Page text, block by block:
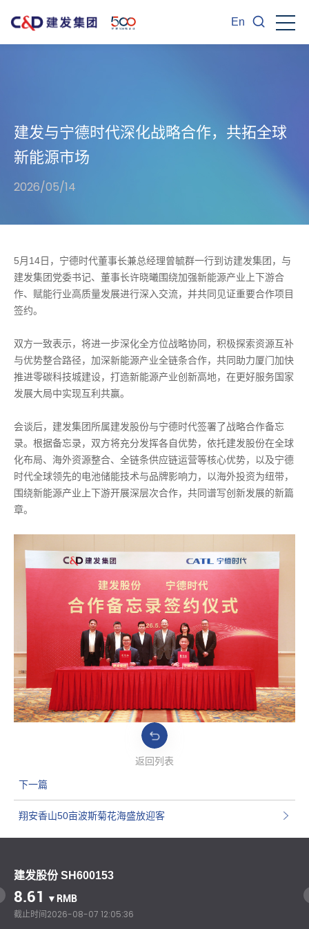
En
建发与宁德时代深化战略合作，共拓全球
新能源市场
2026/05/14
5月14日，宁德时代董事长兼总经理曾毓群一行到访建发集团，与
建发集团党委书记、董事长许晓曦围绕加强新能源产业上下游合
作、赋能行业高质量发展进行深入交流，并共同见证重要合作项目
签约。
双方一致表示，将进一步深化全方位战略协同，积极探索资源互补
与优势整合路径，加深新能源产业全链条合作，共同助力厦门加快
推进零碳科技城建设，打造新能源产业创新高地，在更好服务国家
发展大局中实现互利共赢。
会谈后，建发集团所属建发股份与宁德时代签署了战略合作备忘
录。根据备忘录，双方将充分发挥各自优势，依托建发股份在全球
化布局、海外资源整合、全链条供应链运营等核心优势，以及宁德
时代全球领先的电池储能技术与品牌影响力，以海外投资为纽带，
围绕新能源产业上下游开展深层次合作，共同谱写创新发展的新篇
章。
返回列表
下一篇
翔安香山50亩波斯菊花海盛放迎客
建发股份 SH600153
8.61 ▼RMB
截止时间2026-08-07 12:05:36